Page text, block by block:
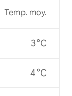
Temp. moy.
3 °C
4 °C